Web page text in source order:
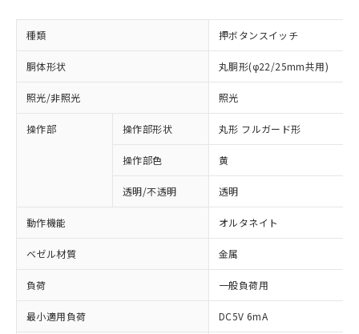
種類 押ボタンスイッチ
胴体形状 丸胴形(φ22/25mm共用)
照光/非照光 照光
操作部 操作部形状 丸形 フルガード形
操作部色 黄
透明/不透明 透明
動作機能 オルタネイト
ベゼル材質 金属
負荷 一般負荷用
最小適用負荷 DC5V 6mA